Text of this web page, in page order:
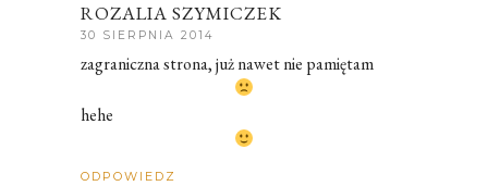
ROZALIA SZYMICZEK
30 SIERPNIA 2014
zagraniczna strona, już nawet nie pamiętam
hehe
ODPOWIEDZ